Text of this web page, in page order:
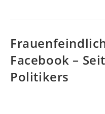
Facebook –
Politikers